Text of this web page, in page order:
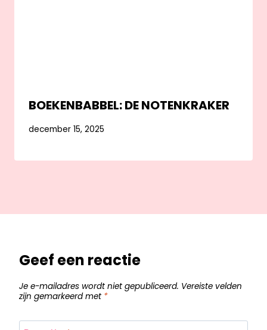
BOEKENBABBEL: DE NOTENKRAKER
december 15, 2025
Geef een reactie
Je e-mailadres wordt niet gepubliceerd. Vereiste velden
zijn gemarkeerd met *